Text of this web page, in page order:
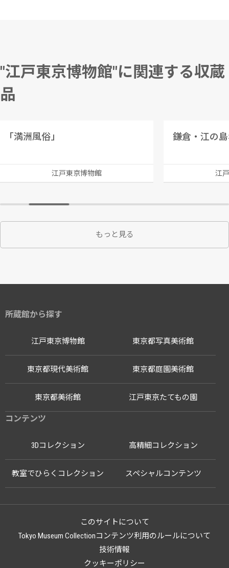
"江戸東京博物館"に関連する収蔵
品
｢満洲風俗」
江戸東京博物館
鎌倉・江の
江
もっと見る
所蔵館から探す
江戸東京博物館
江戸東京たてもの園
東京都写真美術館
東京都現代美術館 東京都庭園美術館
東京都美術館
コンテンツ
3Dコレクション 高精細コレクション
教室でひらくコレクション スペシャルコンテンツ
このサイトについて
Tokyo Museum Collectionコンテンツ利用のルールについて
技術情報
クッキーポリシー